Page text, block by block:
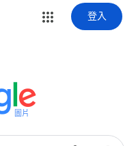
登入
圖片